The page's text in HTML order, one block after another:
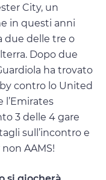
City, un
in questi anni
due delle tre o
Dopo due
ha trovato
contro lo United
l’Emirates
3 delle 4 gare
sull’incontro e
AAMS!